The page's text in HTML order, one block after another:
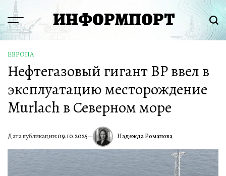
Перейти
содержимому
Menu ИНФОРМПОРТ
ОПУБЛИКОВАНО
В
ЕВРОПА
Нефтегазовый гигант BP ввел в
эксплуатацию месторождение
Murlach в Северном море
Дата публикации:09.10.2025 ИА Надежда Романова